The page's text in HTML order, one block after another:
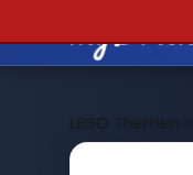
LEGO Themen >